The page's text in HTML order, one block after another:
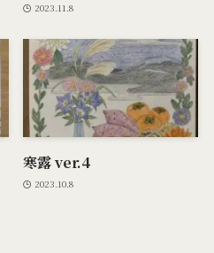
2023.11.8
寒露 ver.4
2023.10.8